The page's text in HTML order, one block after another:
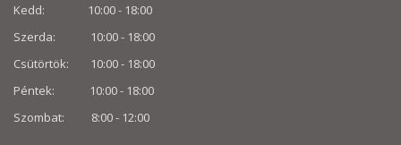
Kedd: 10:00 - 18:00
Szerda: 10:00 - 18:00
Csütörtök: 10:00 - 18:00
Péntek: 10:00 - 18:00
Szombat: 8:00 - 12:00